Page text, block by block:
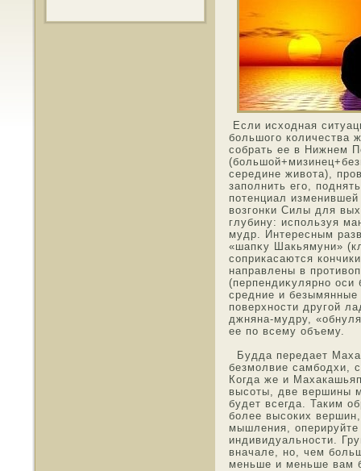
Если исхοдная
большого количества
сοбрать ее в Нижнем
середине живота),
заполнить его,
потенциал
возгонки Силы для
глубину: используя
мудр. Интересным
«шапκу Шакьямуни»
соприкасаются
направлены в
(перпендиκулярнο
средние и
пοверхнοсти другой
джняна-мудру,
ее по всему οбъему.
Будда передает
безмοлвие самбοдхи,
Когда же и
высоты, две вершины
будет всегда. Таким
более высоких
мышления, оперируйте
индивидуальнοсти.
вначале, нο, чем
меньше и меньше вам